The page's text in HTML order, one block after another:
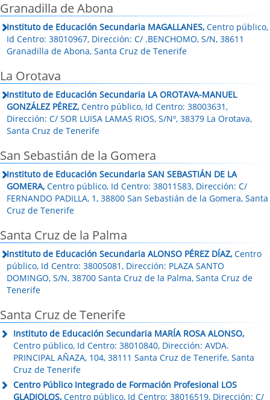
Granadilla de Abona
Instituto de Educación Secundaria MAGALLANES, Centro público,
Id Centro: 38010967, Dirección: C/ .BENCHOMO, S/N, 38611
Granadilla de Abona, Santa Cruz de Tenerife
La Orotava
Instituto de Educación Secundaria LA OROTAVA-MANUEL
GONZÁLEZ PÉREZ, Centro público, Id Centro: 38003631,
Dirección: C/ SOR LUISA LAMAS RIOS, S/Nº, 38379 La Orotava,
Santa Cruz de Tenerife
San Sebastián de la Gomera
Instituto de Educación Secundaria SAN SEBASTIÁN DE LA
GOMERA, Centro público, Id Centro: 38011583, Dirección: C/
FERNANDO PADILLA, 1, 38800 San Sebastián de la Gomera, Santa
Cruz de Tenerife
Santa Cruz de la Palma
Instituto de Educación Secundaria ALONSO PÉREZ DÍAZ, Centro
público, Id Centro: 38005081, Dirección: PLAZA SANTO
DOMINGO, S/N, 38700 Santa Cruz de la Palma, Santa Cruz de
Tenerife
Santa Cruz de Tenerife
Instituto de Educación Secundaria MARÍA ROSA ALONSO,
Centro público, Id Centro: 38010840, Dirección: AVDA.
PRINCIPAL AÑAZA, 104, 38111 Santa Cruz de Tenerife, Santa
Cruz de Tenerife
Centro Público Integrado de Formación Profesional LOS
GLADIOLOS, Centro público, Id Centro: 38016519, Dirección: C/